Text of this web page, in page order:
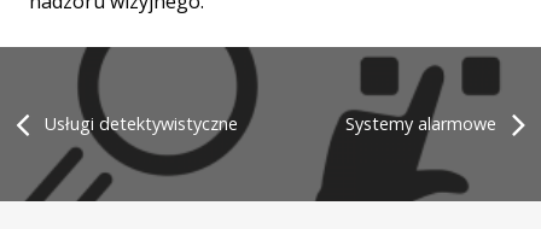
Usługi detektywistyczne Systemy alarmowe